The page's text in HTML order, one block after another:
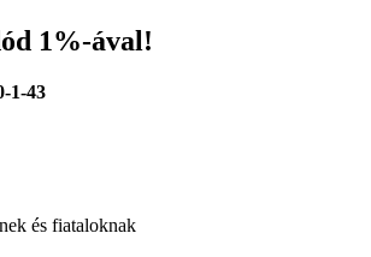
1%-ával!
1-43
és fiataloknak